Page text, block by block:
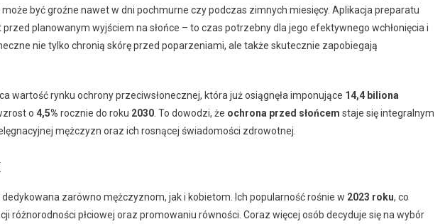
być groźne nawet w dni pochmurne czy podczas zimnych miesięcy. Aplikacja preparatu
planowanym wyjściem na słońce – to czas potrzebny dla jego efektywnego wchłonięcia i
nie tylko chronią skórę przed poparzeniami, ale także skutecznie zapobiegają
wartość rynku ochrony przeciwsłonecznej, która już osiągnęła imponujące 14,4 biliona
o 4,5% rocznie do roku 2030 . To dowodzi, że ochrona przed słońcem staje się integralnym
mężczyzn oraz ich rosnącej świadomości zdrowotnej.
zarówno mężczyznom, jak i kobietom. Ich popularność rośnie w 2023 roku, co
różnorodności płciowej oraz promowaniu równości. Coraz więcej osób decyduje się na wybór